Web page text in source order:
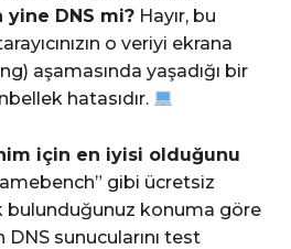
DNS mi? Hayır, bu
o veriyi ekrana
aşamasında yaşadığı bir
hatasıdır.
için en iyisi olduğunu
gibi ücretsiz
bulunduğunuz konuma göre
DNS sunucularını test